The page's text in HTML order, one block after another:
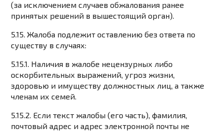
(за исключением случаев обжалования ранее
принятых решений в вышестоящий орган).
5.15. Жалоба подлежит оставлению без ответа по
существу в случаях:
5.15.1. Наличия в жалобе нецензурных либо
оскорбительных выражений, угроз жизни,
здоровью и имуществу должностных лиц, а также
членам их семей.
5.15.2. Если текст жалобы (его часть), фамилия,
почтовый адрес и адрес электронной почты не